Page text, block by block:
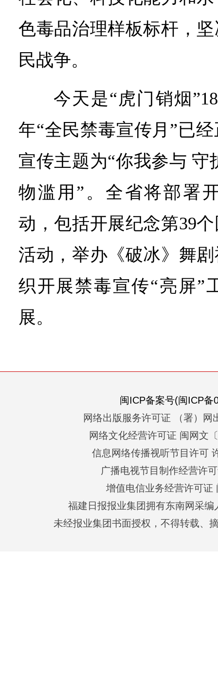
色毒品治理样板标杆，
民战争。
今天是“虎门销烟
年“全民禁毒宣传月”已
宣传主题为“你我参与
物滥用”。全省将部署
动，包括开展纪念第39
活动，举办《破冰》舞
织开展禁毒宣传“亮屏”
展。
闽ICP备案号(闽ICP备
网络出版服务许可证 （署）网
网络文化经营许可证 闽网文
信息网络传播视听节目许可
广播电视节目制作经营许
增值电信业务经营许可证
福建日报报业集团拥有东南网采
未经报业集团书面授权，不得转载、